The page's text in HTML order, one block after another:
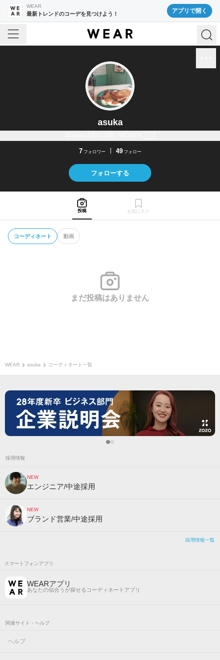
WEAR
最新トレンドのコーデを見つけよう！ アプリで開く
asuka
7 フォロワー 49 フォロー
フォローする
投稿 お気に入り
コーディネート 動画
まだ投稿はありません
WEAR asuka コーディネート一覧
採用情報
NEW
エンジニア/中途採用
NEW
ブランド営業/中途採用
採用情報一覧
スマートフォンアプリ
WEARアプリ
あなたの似合うが探せるコーディネートアプリ
関連サイト・ヘルプ
ヘルプ